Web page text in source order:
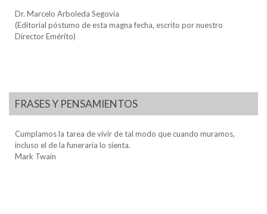
Dr. Marcelo Arboleda Segovia
(Editorial póstumo de esta magna fecha, escrito por nuestro
Director Emérito)
FRASES Y PENSAMIENTOS
Cumplamos la tarea de vivir de tal modo que cuando muramos,
incluso el de la funeraria lo sienta.
Mark Twain